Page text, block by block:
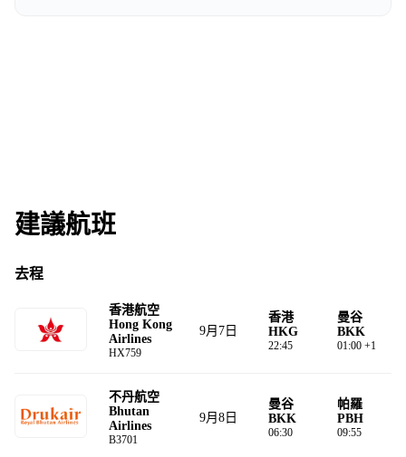
建議航班
去程
香港航空
Hong Kong
Airlines
HX759
9月7日
香港
HKG
22:45
曼⾕
BKK
01:00 +1
不丹航空
Bhutan
Airlines
B3701
9月8日
曼谷
BKK
06:30
帕羅
PBH
09:55